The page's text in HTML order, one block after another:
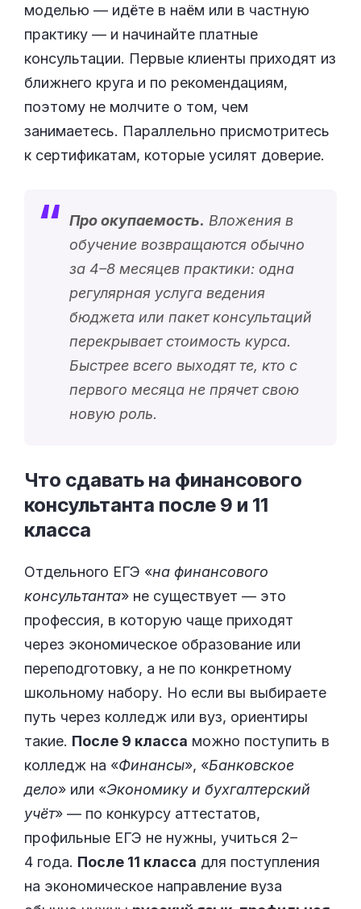
моделью — идёте в наём или в частную
практику — и начинайте платные
консультации. Первые клиенты приходят из
ближнего круга и по рекомендациям,
поэтому не молчите о том, чем
занимаетесь. Параллельно присмотритесь
к сертификатам, которые усилят доверие.
Про окупаемость. Вложения в
обучение возвращаются обычно
за 4–8 месяцев практики: одна
регулярная услуга ведения
бюджета или пакет консультаций
перекрывает стоимость курса.
Быстрее всего выходят те, кто с
первого месяца не прячет свою
новую роль.
Что сдавать на финансового
консультанта после 9 и 11
класса
Отдельного ЕГЭ «на финансового
консультанта» не существует — это
профессия, в которую чаще приходят
через экономическое образование или
переподготовку, а не по конкретному
школьному набору. Но если вы выбираете
путь через колледж или вуз, ориентиры
такие. После 9 класса можно поступить в
колледж на «Финансы», «Банковское
дело» или «Экономику и бухгалтерский
учёт» — по конкурсу аттестатов,
профильные ЕГЭ не нужны, учиться 2–
4 года. После 11 класса для поступления
на экономическое направление вуза